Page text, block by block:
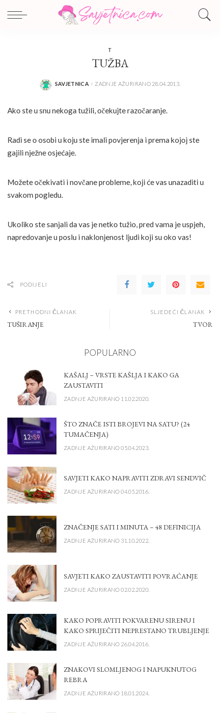
T
TUŽBA
POSTED
SAVJETNICA ZADNJE AŽURIRANO 28.04.2013.
Ako ste u snu nekoga tužili, očekujte razočaranje.
Radi se o osobi u koju ste imali povjerenja i prema kojoj ste
gajili nježne osjećaje.
Možete očekivati i novčane probleme, koji će vas unazaditi u
svakom pogledu.
Ukoliko ste sanjali da vas je netko tužio, pred vama je uspjeh,
napredovanje u poslu i naklonjenost ljudi koji su oko vas!
PODIJELI
PRETHODNI ČLANAK
TUŠIRANJE
SLJEDEĆI ČLANAK
TVOR
POPULARNO
KAŠALJ – VRSTE KAŠLJA I KAKO GA
ZAUSTAVITI
ZADNJE AŽURIRANO 11.02.2020.
ŠTO ZNAČE ISTI BROJEVI NA SATU? (24
TUMAČENJA)
ZADNJE AŽURIRANO 05.04.2023.
SAVJETI KAKO NAPRAVITI ZDRAVI SENDVIČ
ZADNJE AŽURIRANO 04.05.2016.
ZNAČENJE SATI I MINUTA – 48 DEFINICIJA
ZADNJE AŽURIRANO 31.10.2022.
SAVJETI KAKO ZAUSTAVITI POVRAĆANJE
ZADNJE AŽURIRANO 02.02.2020.
KAKO POPRAVITI POKVARENU SIRENU I
KAKO SPRIJEČITI NEPRESTANO TRUBLJENJE
ZADNJE AŽURIRANO 26.04.2016.
ZNAKOVI SLOMLJENOG I NAPUKNUTOG
REBRA
ZADNJE AŽURIRANO 18.01.2024.